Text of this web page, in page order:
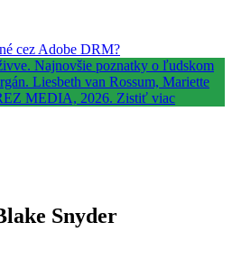
cez Adobe DRM?
Snyder